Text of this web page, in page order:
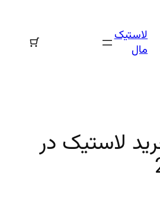
لاستیک
مال
لاستیک در